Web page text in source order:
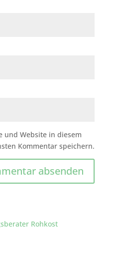
und Website in diesem
Kommentar speichern.